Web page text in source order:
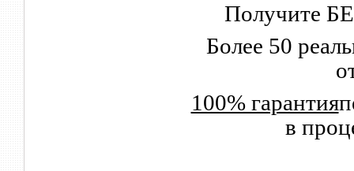
Получите
Более 50
100% гарантия
в